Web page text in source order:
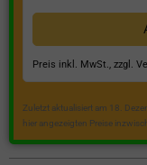
Preis inkl. MwSt., zzgl.
Zuletzt aktualisiert am 18.
hier angezeigten Preise